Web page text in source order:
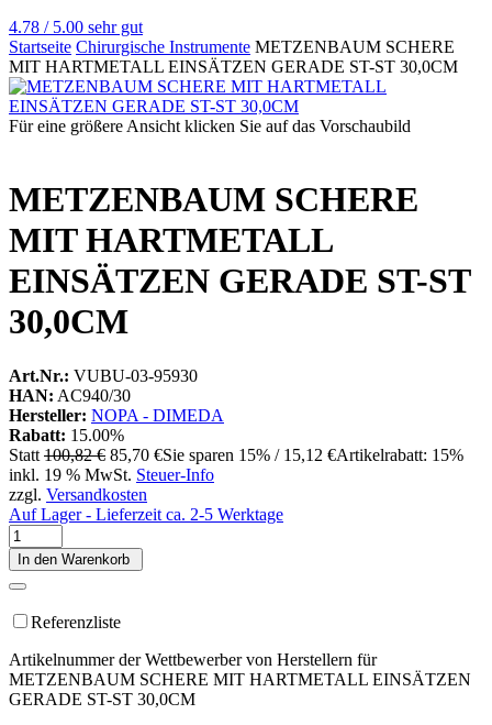
4.78 / 5.00 sehr gut
Startseite Chirurgische Instrumente METZENBAUM SCHERE
MIT HARTMETALL EINSÄTZEN GERADE ST-ST 30,0CM
Für eine größere Ansicht klicken Sie auf das Vorschaubild
METZENBAUM SCHERE
MIT HARTMETALL
EINSÄTZEN GERADE ST-ST
30,0CM
Art.Nr.: VUBU-03-95930
HAN: AC940/30
Hersteller: NOPA - DIMEDA
Rabatt: 15.00%
Statt 100,82 € 85,70 €Sie sparen 15% / 15,12 €Artikelrabatt: 15%
inkl. 19 % MwSt. Steuer-Info
zzgl. Versandkosten
Auf Lager - Lieferzeit ca. 2-5 Werktage
In den Warenkorb
Referenzliste
Artikelnummer der Wettbewerber von Herstellern für
METZENBAUM SCHERE MIT HARTMETALL EINSÄTZEN
GERADE ST-ST 30,0CM